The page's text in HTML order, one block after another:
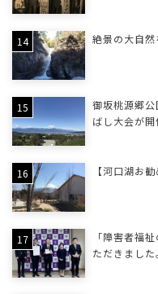
絶景の大自
御坂桃源郷
ばし大会が
【河口湖お
「障害者福
ただきました